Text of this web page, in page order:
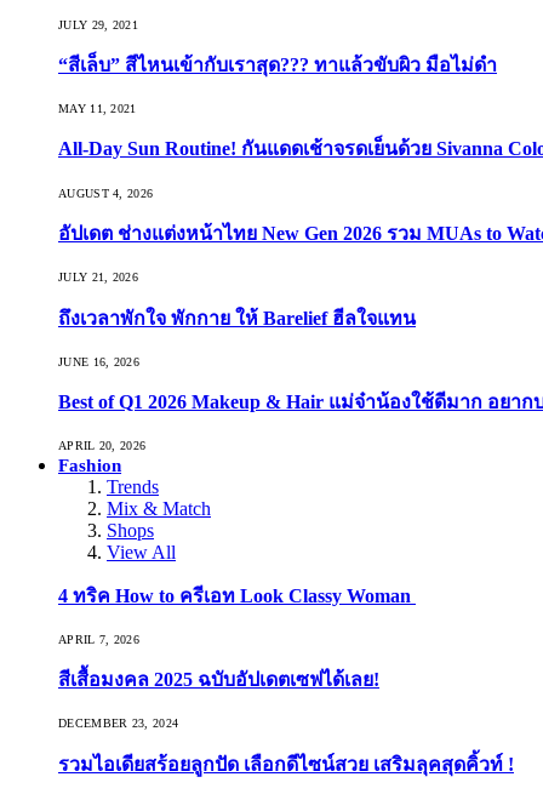
JULY 29, 2021
“สีเล็บ” สีไหนเข้ากับเราสุด??? ทาแล้วขับผิว มือไม่ดำ
MAY 11, 2021
All-Day Sun Routine! กันแดดเช้าจรดเย็นด้วย Sivanna
AUGUST 4, 2026
อัปเดต ช่างแต่งหน้าไทย New Gen 2026 รวม MUAs to
JULY 21, 2026
ถึงเวลาพักใจ พักกาย ให้ Barelief ฮีลใจแทน
JUNE 16, 2026
Best of Q1 2026 Makeup & Hair แม่จ๋าน้องใช้ดีมาก อยาก
APRIL 20, 2026
Fashion
Trends
Mix & Match
Shops
View All
4 ทริค How to ครีเอท Look Classy Woman
APRIL 7, 2026
สีเสื้อมงคล 2025 ฉบับอัปเดตเซฟได้เลย!
DECEMBER 23, 2024
รวมไอเดียสร้อยลูกปัด เลือกดีไซน์สวย เสริมลุคสุดคิ้วท์ !